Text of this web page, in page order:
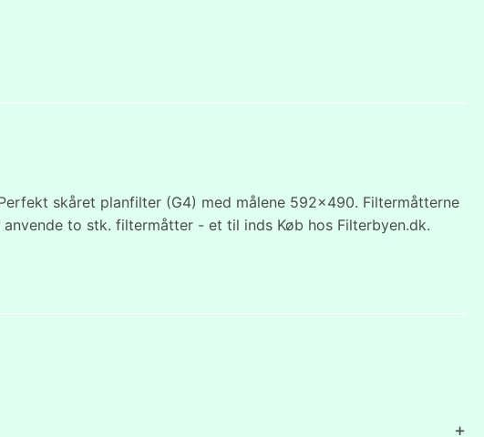
skåret planfilter (G4) med målene 592x490. Filtermåtterne
to stk. filtermåtter - et til inds Køb hos Filterbyen.dk.